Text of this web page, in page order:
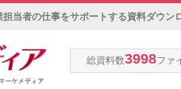
当者の仕事をサポートする資料ダウン
総資料数3998ファ